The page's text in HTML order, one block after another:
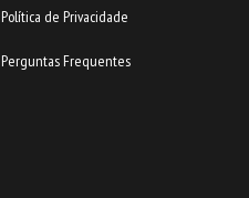
Política de Privacidade
Perguntas Frequentes